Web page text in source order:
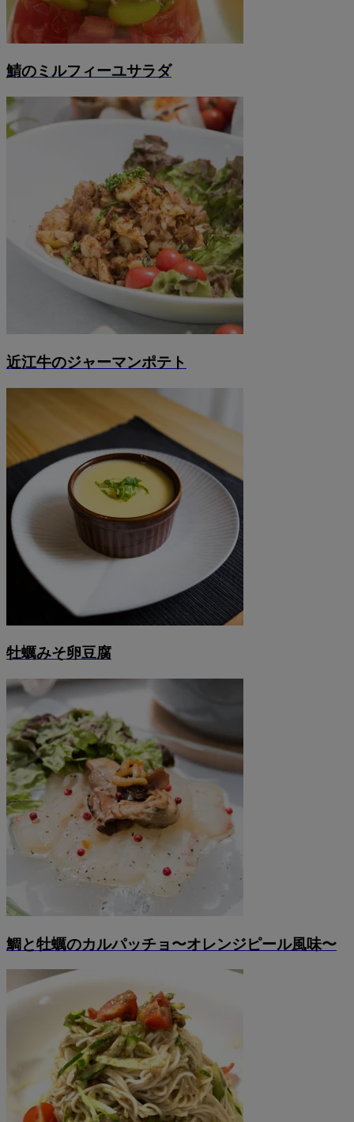
鯖のミルフィーユサラダ
近江牛のジャーマンポテト
牡蠣みそ卵豆腐
鯛と牡蠣のカルパッチョ〜オレンジピール風味〜